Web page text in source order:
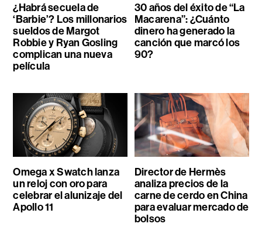
¿Habrá secuela de
‘Barbie’? Los millonarios
sueldos de Margot
Robbie y Ryan Gosling
complican una nueva
película
30 años del éxito de “La
Macarena”: ¿Cuánto
dinero ha generado la
canción que marcó los
90?
Omega x Swatch lanza
un reloj con oro para
celebrar el alunizaje del
Apollo 11
Director de Hermès
analiza precios de la
carne de cerdo en China
para evaluar mercado de
bolsos